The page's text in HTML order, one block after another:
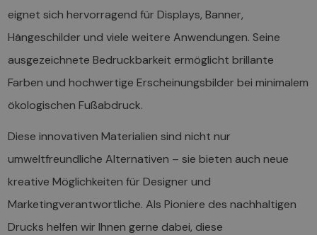
eignet sich hervorragend für Displays, Banner,
Hängeschilder und viele weitere Anwendungen. Seine
ausgezeichnete Bedruckbarkeit ermöglicht brillante
Farben und hochwertige Erscheinungsbilder bei minimalem
ökologischen Fußabdruck.
Diese innovativen Materialien sind nicht nur
umweltfreundliche Alternativen – sie bieten auch neue
kreative Möglichkeiten für Designer und
Marketingverantwortliche. Als Pioniere des nachhaltigen
Drucks helfen wir Ihnen gerne dabei, diese